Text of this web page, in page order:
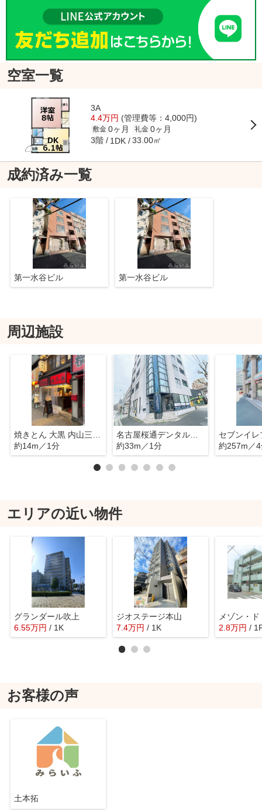
空室一覧
3A
4.4万円 (管理費等：4,000円)
敷金 0ヶ月 礼金 0ヶ月
3階 1DK 33.00㎡
成約済み一覧
第一水谷ビル 第一水谷ビル
周辺施設
約14m／1分
名古屋桜通デンタルクリニック
約33m／1分
約257m／
エリアの近い物件
グランダール吹上
6.55万円 / 1K
ジオステージ本山
7.4万円 / 1K 2.8万円 /
お客様の声
土本拓